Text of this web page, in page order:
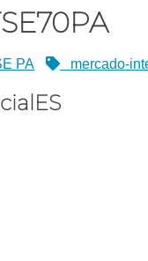
PA mercado-